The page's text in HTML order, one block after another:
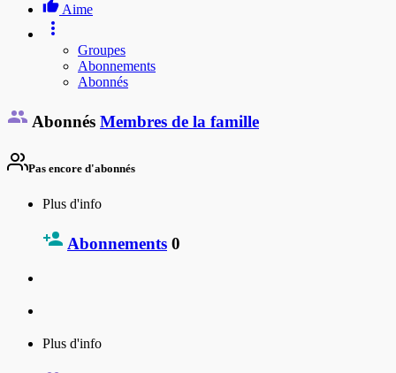
Aime
Groupes
Abonnements
Abonnés
Abonnés Membres de la famille
Pas encore d'abonnés
Plus d'info
Abonnements 0
Plus d'info